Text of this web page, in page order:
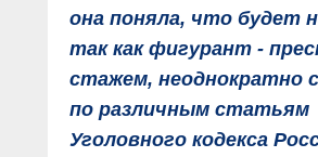
она поняла, что будет
так как фигурант -
стажем, неоднократно
по различным статьям
Уголовного кодекса